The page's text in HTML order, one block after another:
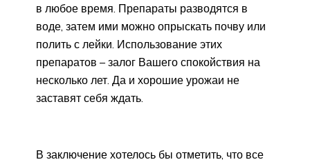
в любое время. Препараты разводятся в
воде, затем ими можно опрыскать почву или
полить с лейки. Использование этих
препаратов – залог Вашего спокойствия на
несколько лет. Да и хорошие урожаи не
заставят себя ждать.
В заключение хотелось бы отметить, что все